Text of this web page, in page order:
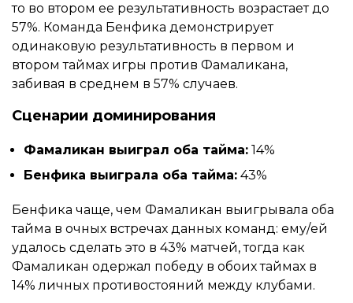
то во втором ее результативность возрастает до
57%. Команда Бенфика демонстрирует
одинаковую результативность в первом и
втором таймах игры против Фамаликана,
забивая в среднем в 57% случаев.
Сценарии доминирования
Фамаликан выиграл оба тайма: 14%
Бенфика выиграла оба тайма: 43%
Бенфика чаще, чем Фамаликан выигрывала оба
тайма в очных встречах данных команд: ему/ей
удалось сделать это в 43% матчей, тогда как
Фамаликан одержал победу в обоих таймах в
14% личных противостояний между клубами.